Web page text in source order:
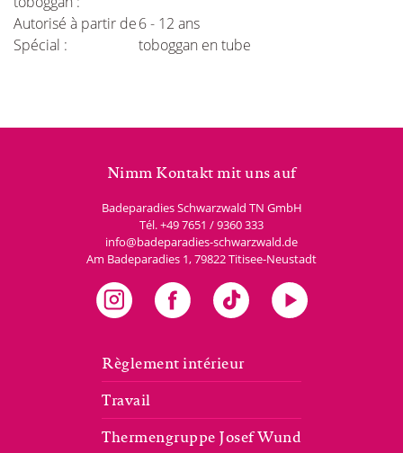
Autorisé à partir de6 - 12 ans
Spécial :
toboggan en tube
Nimm Kontakt mit uns auf
Badeparadies Schwarzwald TN GmbH
Tél.+49 7651 / 9360 333
info@badeparadies-schwarzwald.de
Am Badeparadies 1,79822Titisee-Neustadt
Règlement intérieur
Travail
Thermengruppe Josef Wund